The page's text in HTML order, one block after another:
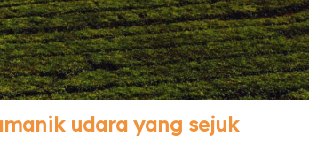
udara yang sejuk